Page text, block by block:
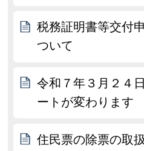
税務証明書等交付
ついて
令和７年３月２４
ートが変わります
住民票の除票の取